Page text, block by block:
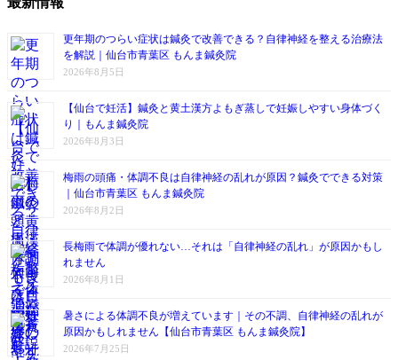
更年期のつらい症状は鍼灸で改善できる？自律神経を整える治療法
を解説｜仙台市青葉区 もんま鍼灸院
2026年8月5日
【仙台で妊活】鍼灸と黄土漢方よもぎ蒸しで妊娠しやすい身体づく
り｜もんま鍼灸院
2026年8月3日
梅雨の頭痛・体調不良は自律神経の乱れが原因？鍼灸でできる対策
｜仙台市青葉区 もんま鍼灸院
2026年8月2日
長梅雨で体調が優れない…それは「自律神経の乱れ」が原因かもし
れません
2026年8月1日
暑さによる体調不良が増えています｜その不調、自律神経の乱れが
原因かもしれません【仙台市青葉区 もんま鍼灸院】
2026年7月25日